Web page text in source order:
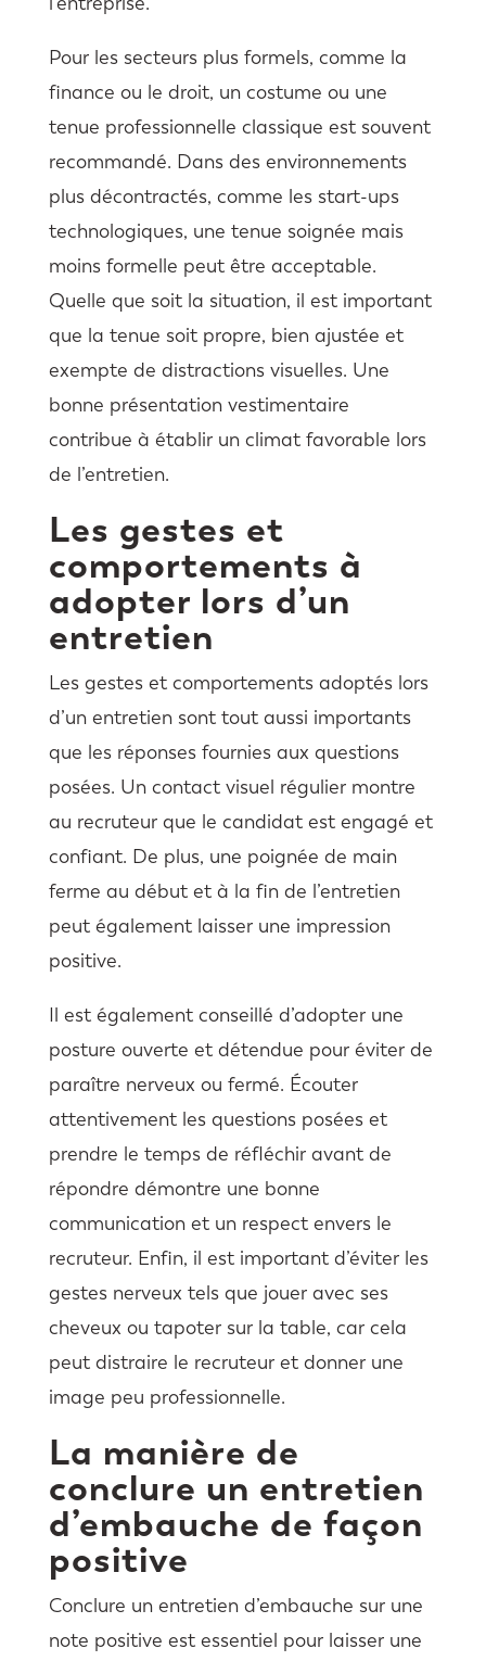
Pour les secteurs plus formels, comme la
finance ou le droit, un costume ou une
tenue professionnelle classique est souvent
recommandé. Dans des environnements
plus décontractés, comme les start-ups
technologiques, une tenue soignée mais
moins formelle peut être acceptable.
Quelle que soit la situation, il est important
que la tenue soit propre, bien ajustée et
exempte de distractions visuelles. Une
bonne présentation vestimentaire
contribue à établir un climat favorable lors
de l’entretien.
Les gestes et
comportements à
adopter lors d’un
entretien
Les gestes et comportements adoptés lors
d’un entretien sont tout aussi importants
que les réponses fournies aux questions
posées. Un contact visuel régulier montre
au recruteur que le candidat est engagé et
confiant. De plus, une poignée de main
ferme au début et à la fin de l’entretien
peut également laisser une impression
positive.
Il est également conseillé d’adopter une
posture ouverte et détendue pour éviter de
paraître nerveux ou fermé. Écouter
attentivement les questions posées et
prendre le temps de réfléchir avant de
répondre démontre une bonne
communication et un respect envers le
recruteur. Enfin, il est important d’éviter les
gestes nerveux tels que jouer avec ses
cheveux ou tapoter sur la table, car cela
peut distraire le recruteur et donner une
image peu professionnelle.
La manière de
conclure un entretien
d’embauche de façon
positive
Conclure un entretien d’embauche sur une
note positive est essentiel pour laisser une